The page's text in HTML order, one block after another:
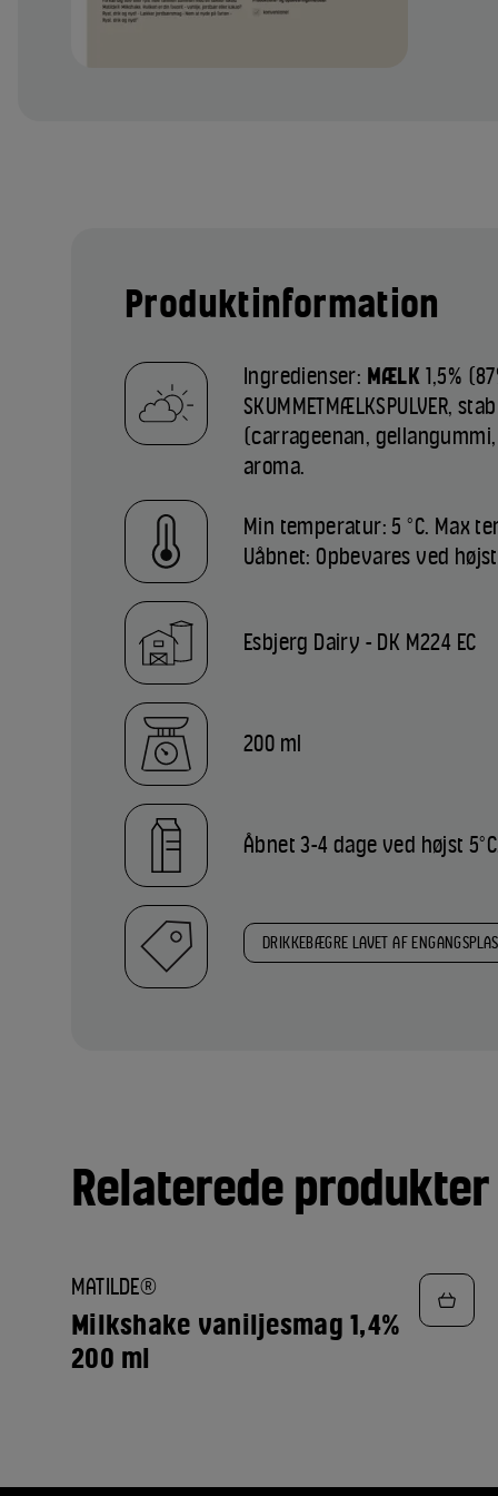
Produktinformation
Ingredienser: MÆLK 1,5%
SKUMMETMÆLKSPULVER,
(carrageenan,
aroma.
Min temperatur: 5 °C. Max
Uåbnet: Opbevares ved højst
Esbjerg Dairy - DK M224 EC
200 ml
Åbnet 3-4 dage ved højst
DRIKKEBÆGRE LAVET AF
Relaterede produkter
TILFØJ
TIL
FAVORITTER
MATILDE®
Milkshake vaniljesmag 1,4%
200 ml